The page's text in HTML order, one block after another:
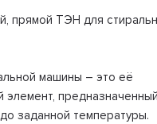
прямой ТЭН для
машины – это её
заданной температуры.